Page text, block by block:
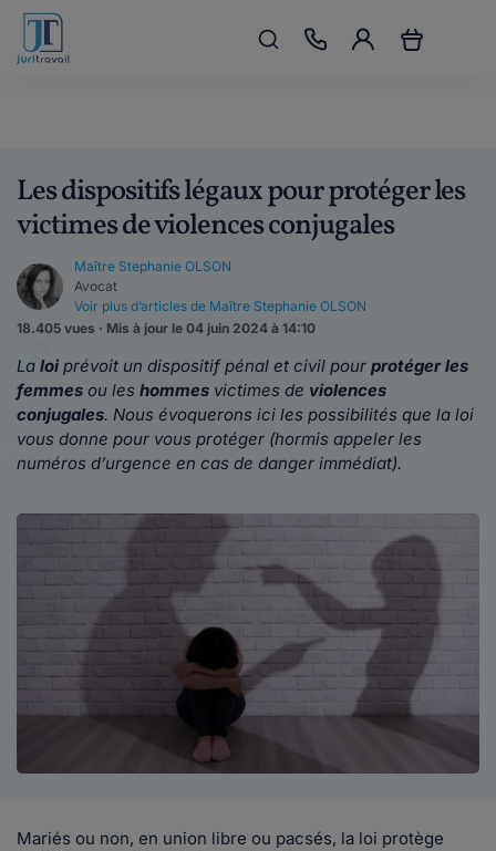
Les dispositifs légaux pour protéger les
victimes de violences conjugales
Maître Stephanie OLSON
Avocat
Voir plus d’articles de Maître Stephanie OLSON
18.405 vues · Mis à jour le 04 juin 2024 à 14:10
La loiprévoit un dispositif pénal et civil pour protéger les
femmes ou les hommes victimes de violences
conjugales. Nous évoquerons ici les possibilités que la loi
vous donne pour vous protéger (hormis appeler les
numéros d’urgence en cas de danger immédiat).
Mariés ou non, en union libre ou pacsés, la loi protège